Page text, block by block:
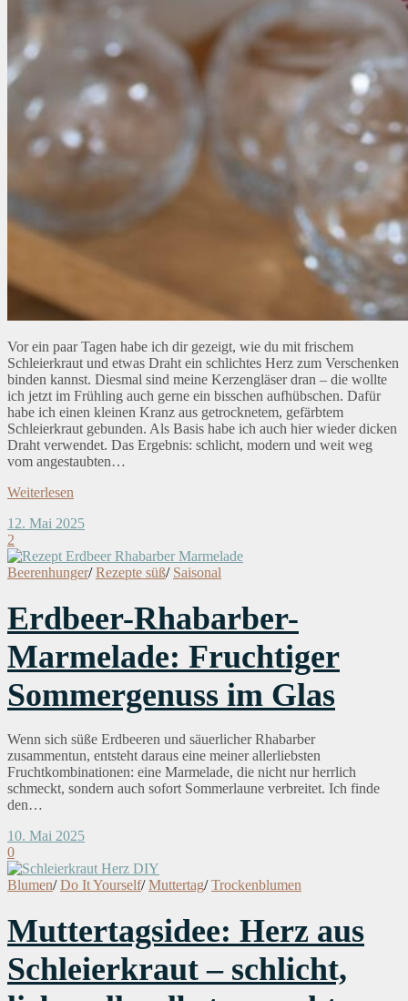
Vor ein paar Tagen habe ich dir gezeigt, wie du mit frischem
Schleierkraut und etwas Draht ein schlichtes Herz zum Verschenken
binden kannst. Diesmal sind meine Kerzengläser dran – die wollte
ich jetzt im Frühling auch gerne ein bisschen aufhübschen. Dafür
habe ich einen kleinen Kranz aus getrocknetem, gefärbtem
Schleierkraut gebunden. Als Basis habe ich auch hier wieder dicken
Draht verwendet. Das Ergebnis: schlicht, modern und weit weg
vom angestaubten…
Weiterlesen
12. Mai 2025
2
Beerenhunger/ Rezepte süß/ Saisonal
Erdbeer-Rhabarber-
Marmelade: Fruchtiger
Sommergenuss im Glas
Wenn sich süße Erdbeeren und säuerlicher Rhabarber
zusammentun, entsteht daraus eine meiner allerliebsten
Fruchtkombinationen: eine Marmelade, die nicht nur herrlich
schmeckt, sondern auch sofort Sommerlaune verbreitet. Ich finde
den…
10. Mai 2025
0
Blumen/ Do It Yourself/ Muttertag/ Trockenblumen
Muttertagsidee: Herz aus
Schleierkraut – schlicht,